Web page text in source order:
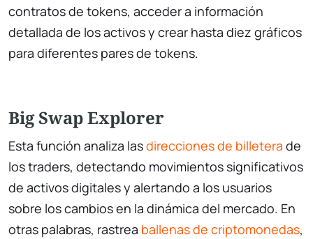
contratos de tokens, acceder a información
detallada de los activos y crear hasta diez gráficos
para diferentes pares de tokens.
Big Swap Explorer
Esta función analiza lasdirecciones de billetera de
los traders, detectando movimientos significativos
de activos digitales y alertando a los usuarios
sobre los cambios en la dinámica del mercado. En
otras palabras, rastrea ballenas de criptomonedas,